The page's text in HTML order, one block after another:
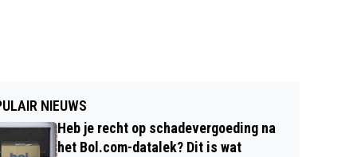
NIEUWS
Heb je recht op schadevergoeding na
het Bol.com-datalek? Dit is wat